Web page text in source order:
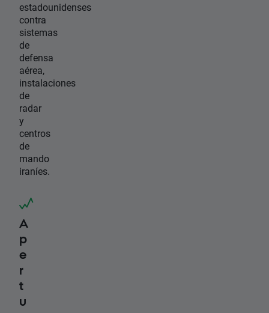
estadounidenses
contra
sistemas
de
defensa
aérea,
instalaciones
de
radar
y
centros
de
mando
iraníes.
A
p
e
r
t
u